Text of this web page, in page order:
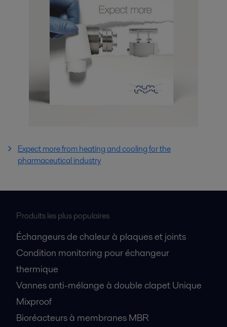
Expect more from heating and cooling for the
pharmaceutical industry
Produits les plus populaires
Échangeurs de chaleur à plaques et joints
Condition monitoring pour échangeur
thermique
Vannes anti-mélange à double clapet Unique
Mixproof
Bioréacteurs à membranes MBR